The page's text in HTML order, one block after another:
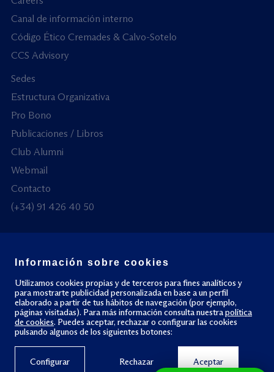
Canal de información interno
Código Ético Cremades & Calvo-Sotelo
CCS Advisory
Sedes
Estructura Organizativa
Pro Bono
Publicaciones / Libros
Club Alumni
Webmail
Contacto
(+34) 91 426 40 50
© Todos los derechos reservados
Política de privacidad Política de cookies
Información sobre cookies
Utilizamos cookies propias y de terceros para fines analíticos y
para mostrarte publicidad personalizada en base a un perfil
elaborado a partir de tus hábitos de navegación (por ejemplo,
páginas visitadas). Para más información consulta nuestrapolítica
de cookies. Puedes aceptar, rechazar o configurar las cookies
pulsando algunos de los siguientes botones:
Aceptar
Configurar Rechazar